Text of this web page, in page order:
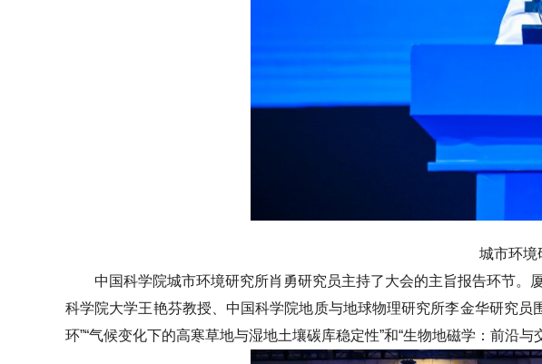
城市环境
中国科学院城市环境研究所肖勇研究员主持了大会的主旨报告环节
科学院大学王艳芬教授、中国科学院地质与地球物理研究所李金华研究员
环”“气候变化下的高寒草地与湿地土壤碳库稳定性”和“生物地磁学：前沿与